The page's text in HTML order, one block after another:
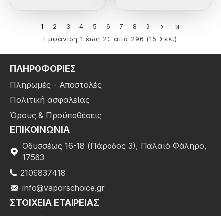
1 2 3 4 5 6 7 8
9
Εμφάνιση 1 έως 20 από 296 (15 Σελ.)
ΠΛΗΡΟΦΟΡΙΕΣ
Πληρωμές - Αποστολές
Πολιτική ασφαλείας
Όρους & Προϋποθέσεις
ΕΠΙΚΟΙΝΩΝΙΑ
Οδυσσέως 16-18 (Πάροδος 3), Παλαιό Φάληρο,
17563
2109837418
info@vaporschoice.gr
ΣΤΟΙΧΕΊΑ ΕΤΑΙΡΕΊΑΣ